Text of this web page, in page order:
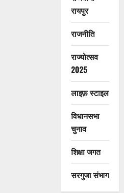
रायपुर
राजनीति
राज्योत्सव
2025
लाइफ़ स्टाइल
विधानसभा
चुनाव
शिक्षा जगत
सरगुजा संभाग